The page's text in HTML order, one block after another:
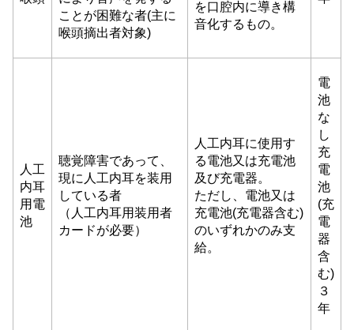
ことが困難な者(主に
喉頭摘出者対象)
を口腔内に導き構
音化するもの。
人工
内耳
用電
池
聴覚障害であって、
現に人工内耳を装用
している者
（人工内耳用装用者
カードが必要）
人工内耳に使用す
る電池又は充電池
及び充電器。
ただし、電池又は
充電池(充電器含む)
のいずれかのみ支
給。
電
池
な
し
充
電
池
(充
電
器
含
む)
３
年